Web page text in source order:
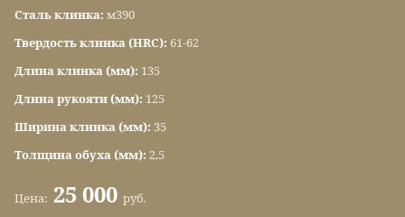
Сталь клинка: м390
Твердость клинка (HRC): 61-62
Длина клинка (мм): 135
Длина рукояти (мм): 125
Ширина клинка (мм): 35
Толщина обуха (мм): 2,5
Цена: 25 000 руб.